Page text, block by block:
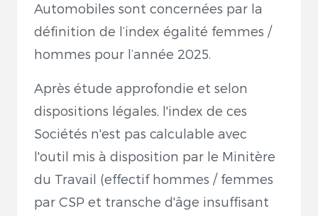
Automobiles sont concernées par la
définition de l’index égalité femmes /
hommes pour l’année 2025.
Après étude approfondie et selon
dispositions légales, l'index de ces
Sociétés n'est pas calculable avec
l'outil mis à disposition par le Minitère
du Travail (effectif hommes / femmes
par CSP et transche d'âge insuffisant